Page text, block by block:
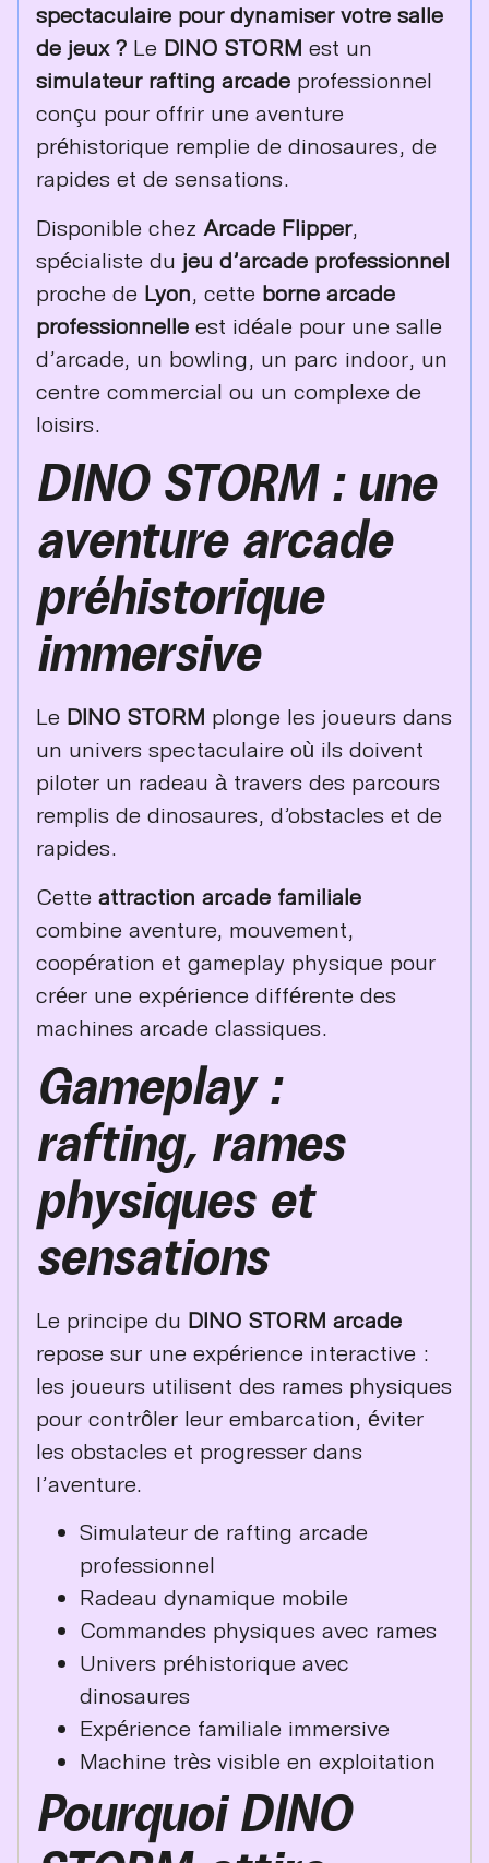
spectaculaire pour dynamiser votre salle
de jeux ? Le DINO STORM est un
simulateur rafting arcade professionnel
conçu pour offrir une aventure
préhistorique remplie de dinosaures, de
rapides et de sensations.
Disponible chez Arcade Flipper,
spécialiste du jeu d’arcade professionnel
proche de Lyon , cette borne arcade
professionnelle est idéale pour une salle
d’arcade, un bowling, un parc indoor, un
centre commercial ou un complexe de
loisirs.
DINO STORM : une
aventure arcade
préhistorique
immersive
Le DINO STORM plonge les joueurs dans
un univers spectaculaire où ils doivent
piloter un radeau à travers des parcours
remplis de dinosaures, d’obstacles et de
rapides.
Cette attraction arcade familiale
combine aventure, mouvement,
coopération et gameplay physique pour
créer une expérience différente des
machines arcade classiques.
Gameplay :
rafting, rames
physiques et
sensations
Le principe du DINO STORM arcade
repose sur une expérience interactive :
les joueurs utilisent des rames physiques
pour contrôler leur embarcation, éviter
les obstacles et progresser dans
l’aventure.
Simulateur de rafting arcade
professionnel
Radeau dynamique mobile
Commandes physiques avec rames
Univers préhistorique avec
dinosaures
Expérience familiale immersive
Machine très visible en exploitation
Pourquoi DINO